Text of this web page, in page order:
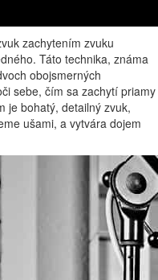
zachytením zvuku
Táto technika, známa
obojsmerných
sebe, čím sa zachytí priamy
je bohatý, detailný zvuk,
ušami, a vytvára dojem